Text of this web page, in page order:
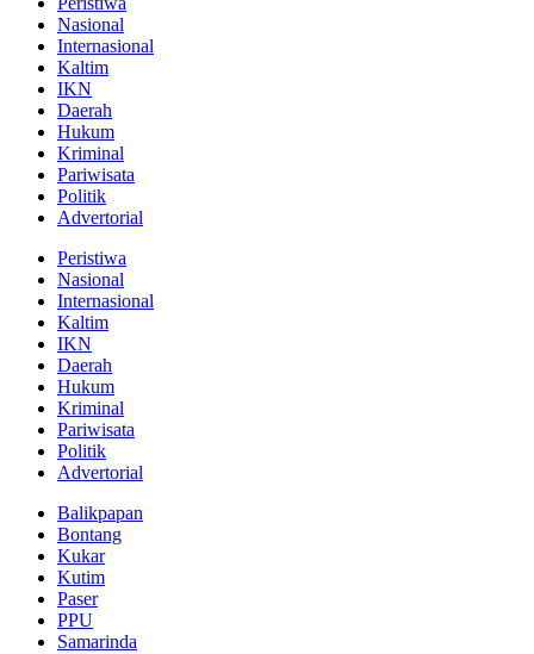
Nasional
Internasional
Kaltim
IKN
Daerah
Hukum
Kriminal
Pariwisata
Politik
Advertorial
Peristiwa
Nasional
Internasional
Kaltim
IKN
Daerah
Hukum
Kriminal
Pariwisata
Politik
Advertorial
Balikpapan
Bontang
Kukar
Kutim
Paser
PPU
Samarinda